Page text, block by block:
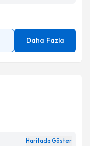
Daha Fazla
Haritada Göster